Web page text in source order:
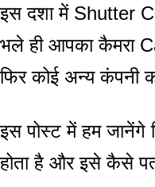
इस दशा में Shutter
भले ही आपका कैमरा
फिर कोई अन्य कंपनी
इस पोस्ट में हम जानेंगे
होता है और इसे कैसे